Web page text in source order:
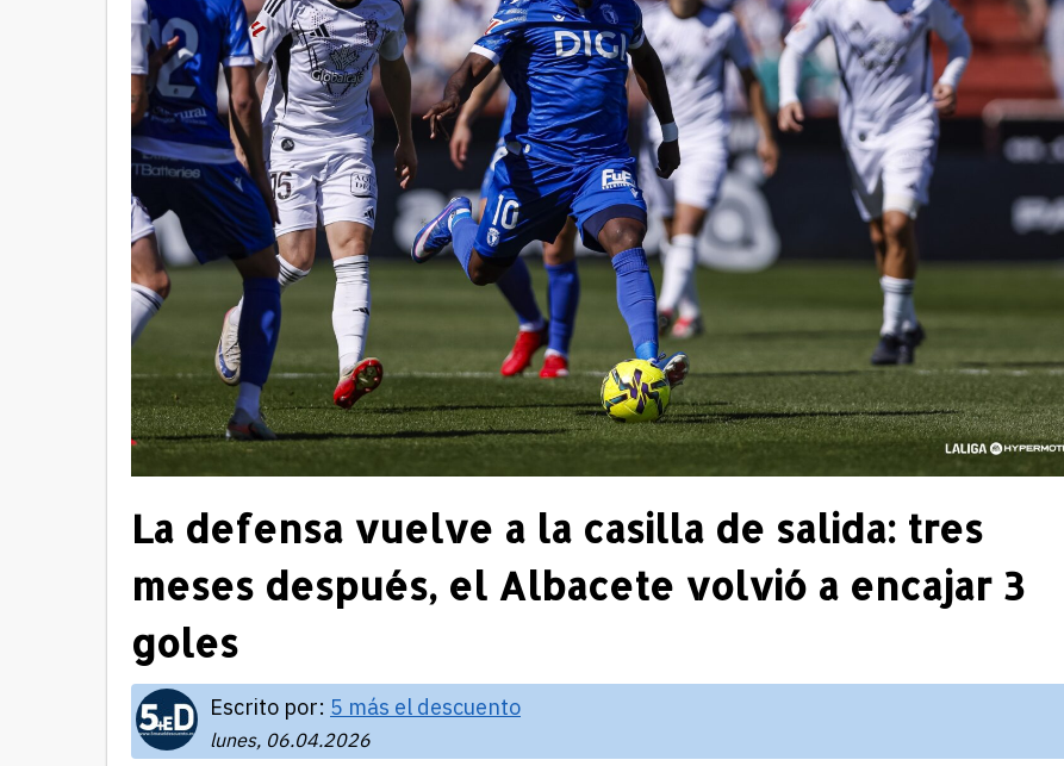
La defensa vuelve a la casilla de salida: tres
meses después, el Albacete volvió a encajar 3
goles
Escrito por: 5 más el descuento
lunes, 06.04.2026